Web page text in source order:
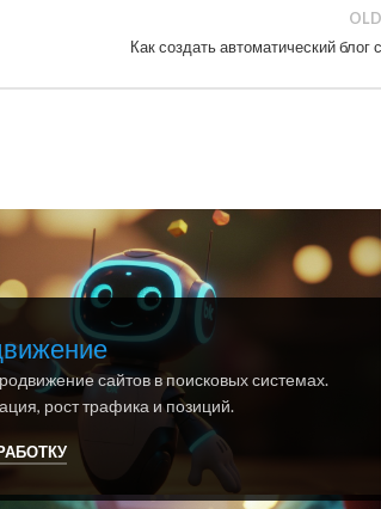
Как создать автоматический блог
сайтов в поисковых системах.
рост трафика и позиций.